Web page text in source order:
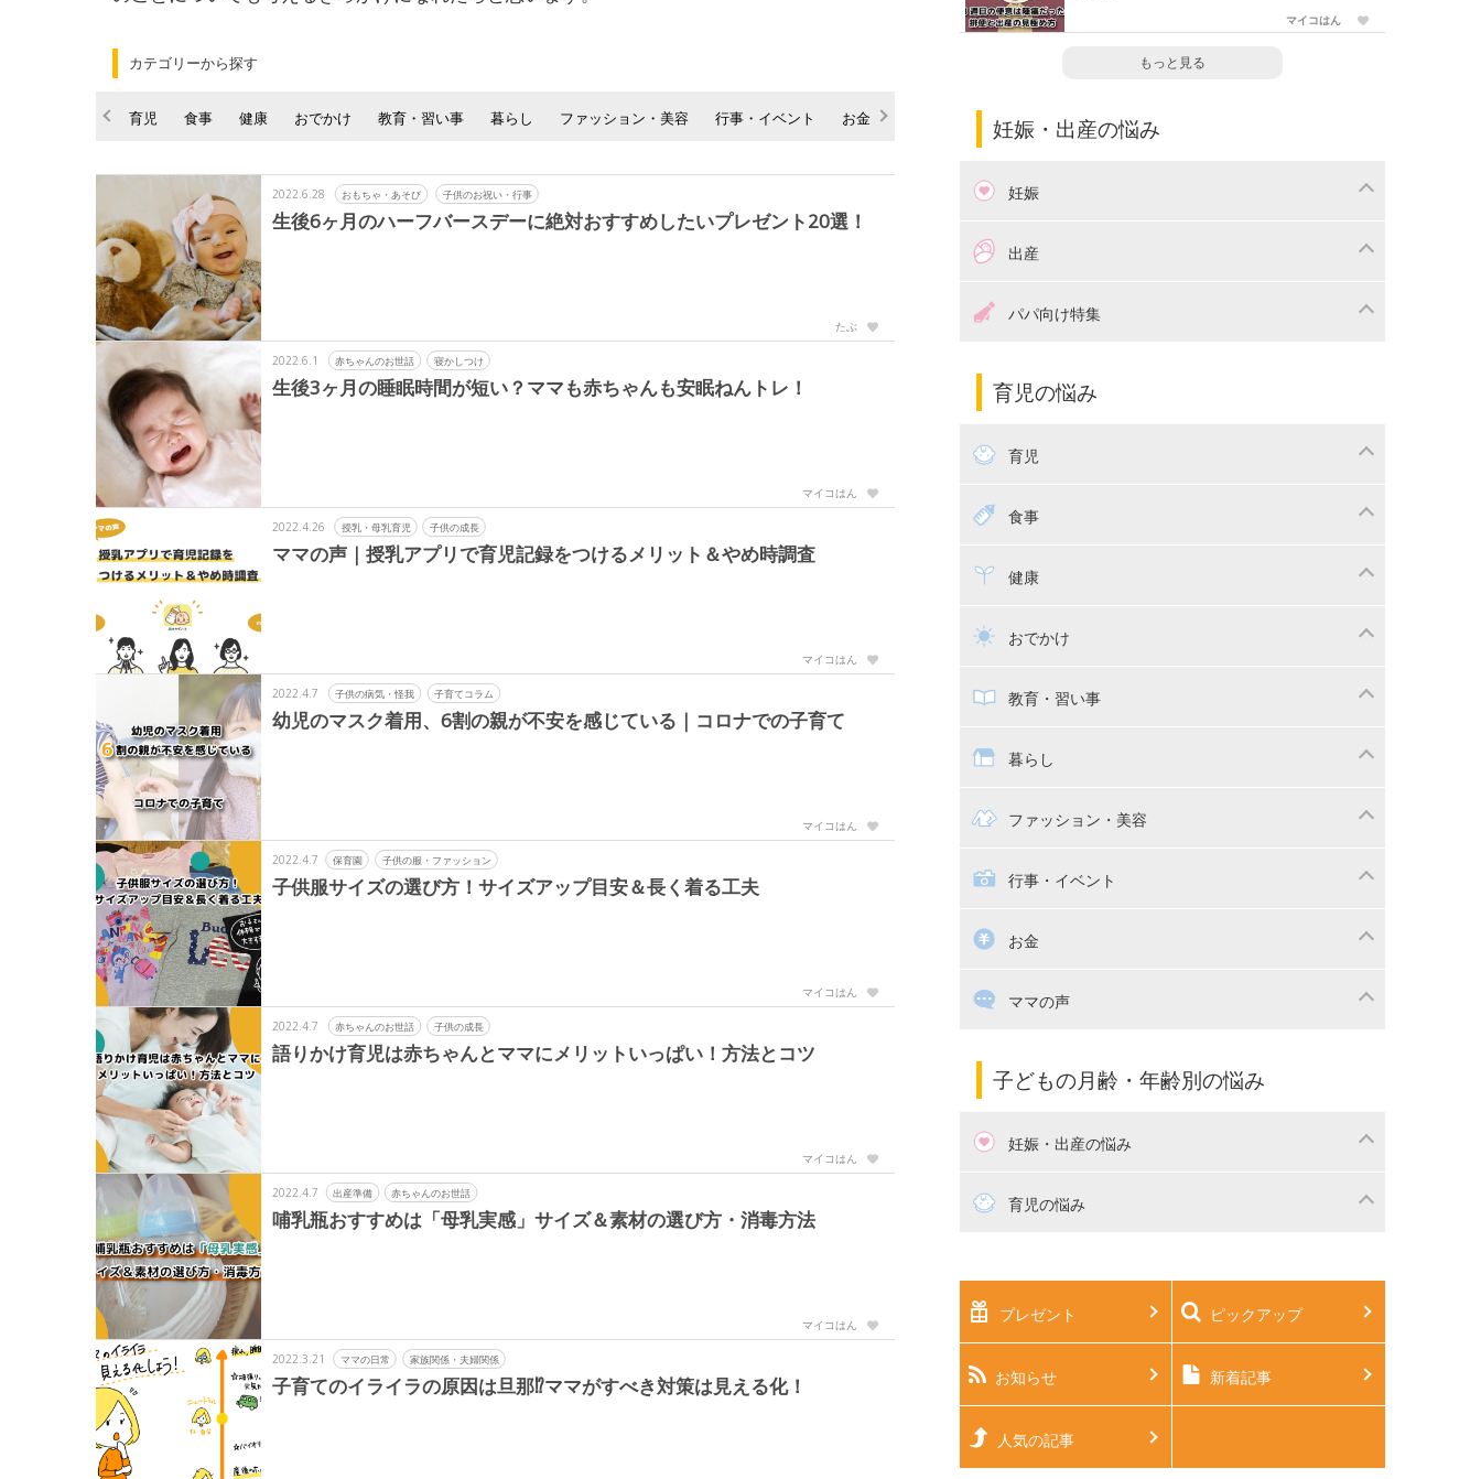
カテゴリーから探す
育児 食事 健康 おでかけ 教育・習い事 暮らし ファッション・美容 行事・イベント お金
2022.6.28 おもちゃ・あそび 子供のお祝い・行事
生後6ヶ月のハーフバースデーに絶対おすすめしたいプレゼント20選！
たぶ
2022.6.1 赤ちゃんのお世話 寝かしつけ
生後3ヶ月の睡眠時間が短い？ママも赤ちゃんも安眠ねんトレ！
マイコはん
2022.4.26 授乳・母乳育児 子供の成長
ママの声｜授乳アプリで育児記録をつけるメリット＆やめ時調査
マイコはん
2022.4.7 子供の病気・怪我 子育てコラム
幼児のマスク着用、6割の親が不安を感じている｜コロナでの子育て
マイコはん
2022.4.7 保育園 子供の服・ファッション
子供服サイズの選び方！サイズアップ目安＆長く着る工夫
マイコはん
2022.4.7 赤ちゃんのお世話 子供の成長
語りかけ育児は赤ちゃんとママにメリットいっぱい！方法とコツ
マイコはん
2022.4.7 出産準備 赤ちゃんのお世話
哺乳瓶おすすめは「母乳実感」サイズ＆素材の選び方・消毒方法
マイコはん
2022.3.21 ママの日常 家族関係・夫婦関係
子育てのイライラの原因は旦那⁉ママがすべき対策は見える化！
マイコはん
もっと見る
妊娠・出産の悩み
妊娠
つわり
妊娠中の食事
出産
出産準備パパ向け特集
パパ向け特集
育児の悩み
育児
赤ちゃんのお世話
寝かしつけ
トイトレ
食事
離乳食健康
乳幼児健診・予防接種
おでかけ
子供とおでかけ
抱っこ紐
教育・習い事
教育・習い事
幼稚園
絵本
暮らし
ママの日常
家族関係・夫婦関係
掃除
ファッション・美容
子供の服・ファッション
行事・イベント
漫画
出産祝い・内祝い
お金
住宅購入ママの声
子育てコラム
子どもの月齢・年齢別の悩み
妊娠・出産の悩み
妊活 育児の悩み
生後2ヶ月 生後3ヶ月
生後4ヶ月 生後5ヶ月
生後6ヶ月
プレゼント ピックアップ
お知らせ 新着記事
人気の記事